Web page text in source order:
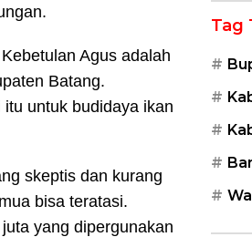
Agus adalah
Batang.
untuk budidaya ikan
skeptis dan kurang
bisa teratasi.
yang dipergunakan
Tag